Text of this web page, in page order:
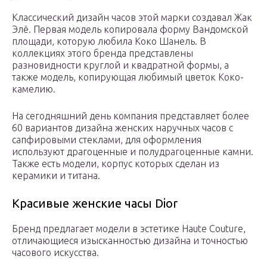
Классический дизайн часов этой марки создавал Жак
Элё. Первая модель копировала форму Вандомской
площади, которую любила Коко Шанель. В
коллекциях этого бренда представлены
разновидности круглой и квадратной формы, а
также модель, копирующая любимый цветок Коко-
камелию.
На сегодняшний день компания представляет более
60 вариантов дизайна женских наручных часов с
сапфировыми стеклами, для оформления
используют драгоценные и полудрагоценные камни.
Также есть модели, корпус которых сделан из
керамики и титана.
Красивые женские часы Dior
Бренд предлагает модели в эстетике Haute Couture,
отличающиеся изысканностью дизайна и точностью
часового искусства.